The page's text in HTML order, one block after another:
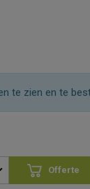
te zien en te
Offerte
aanvragen